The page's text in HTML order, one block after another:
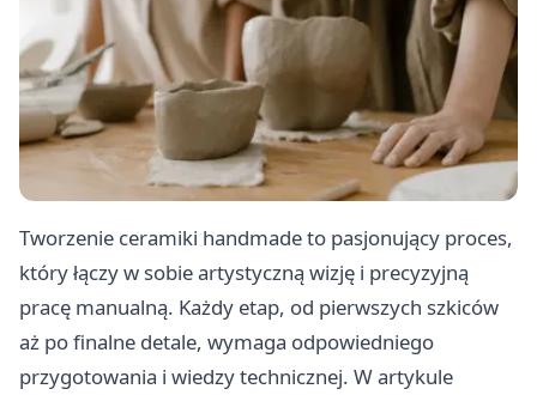
Tworzenie ceramiki handmade to pasjonujący proces,
który łączy w sobie artystyczną wizję i precyzyjną
pracę manualną. Każdy etap, od pierwszych szkiców
aż po finalne detale, wymaga odpowiedniego
przygotowania i wiedzy technicznej. W artykule